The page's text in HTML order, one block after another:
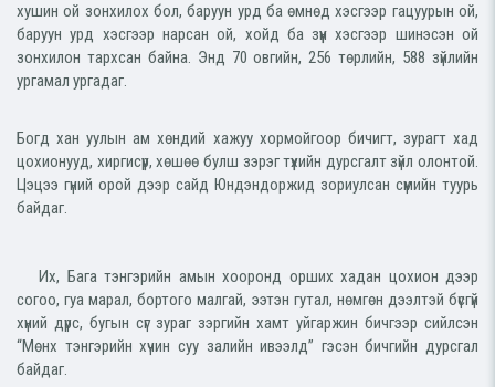
хушин ой зонхилох бол, баруун урд ба өмнөд хэсгээр гацуурын ой,
баруун урд хэсгээр нарсан ой, хойд ба зүүн хэсгээр шинэсэн ой
зонхилон тархсан байна. Энд 70 овгийн, 256 төрлийн, 588 зүйлийн
ургамал ургадаг.
Богд хан уулын ам хөндий хажуу хормойгоор бичигт, зурагт хад
цохионууд, хиргисүүр, хөшөө булш зэрэг түүхийн дурсгалт зүйл олонтой.
Цэцээ гүний орой дээр сайд Юндэндоржид зориулсан сүмийн туурь
байдаг.
Их, Бага тэнгэрийн амын хооронд орших хадан цохион дээр
согоо, гуа марал, бортого малгай, ээтэн гутал, нөмгөн дээлтэй бүсгүй
хүний дүрс, бугын сүг зураг зэргийн хамт уйгаржин бичгээр сийлсэн
“Мөнх тэнгэрийн хүчин суу залийн ивээлд” гэсэн бичгийн дурсгал
байдаг.